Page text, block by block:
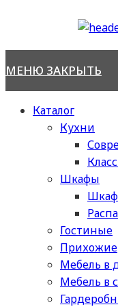
МЕНЮ ЗАКРЫТЬ
Каталог
Кухни
Шкафы
Гостиные
Прихожие
Мебель в
Мебель в